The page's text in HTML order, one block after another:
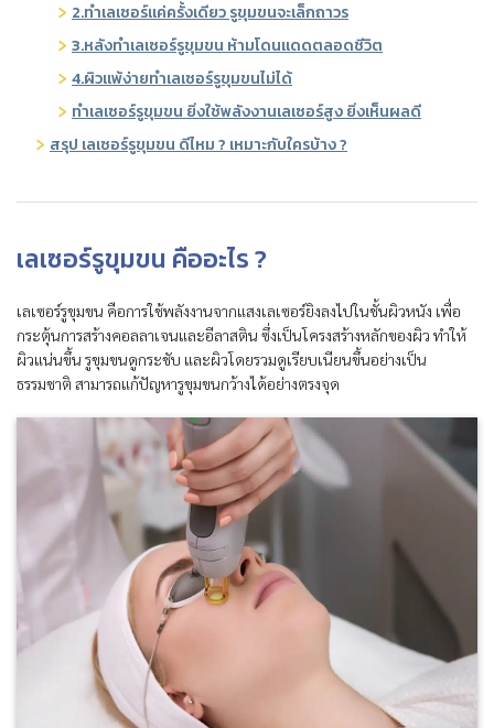
2.ทำเลเซอร์แค่ครั้งเดียว รูขุมขนจะเล็กถาวร
3.หลังทำเลเซอร์รูขุมขน ห้ามโดนแดดตลอดชีวิต
4.ผิวแพ้ง่ายทำเลเซอร์รูขุมขนไม่ได้
ทำเลเซอร์รูขุมขน ยิ่งใช้พลังงานเลเซอร์สูง ยิ่งเห็นผลดี
สรุป เลเซอร์รูขุมขน ดีไหม ? เหมาะกับใครบ้าง ?
เลเซอร์รูขุมขน คืออะไร ?
เลเซอร์รูขุมขน คือการใช้พลังงานจากแสงเลเซอร์ยิงลงไปในชั้นผิวหนัง เพื่อ
กระตุ้นการสร้างคอลลาเจนและอีลาสติน ซึ่งเป็นโครงสร้างหลักของผิว ทำให้
ผิวแน่นขึ้น รูขุมขนดูกระชับ และผิวโดยรวมดูเรียบเนียนขึ้นอย่างเป็น
ธรรมชาติ สามารถแก้ปัญหารูขุมขนกว้างได้อย่างตรงจุด